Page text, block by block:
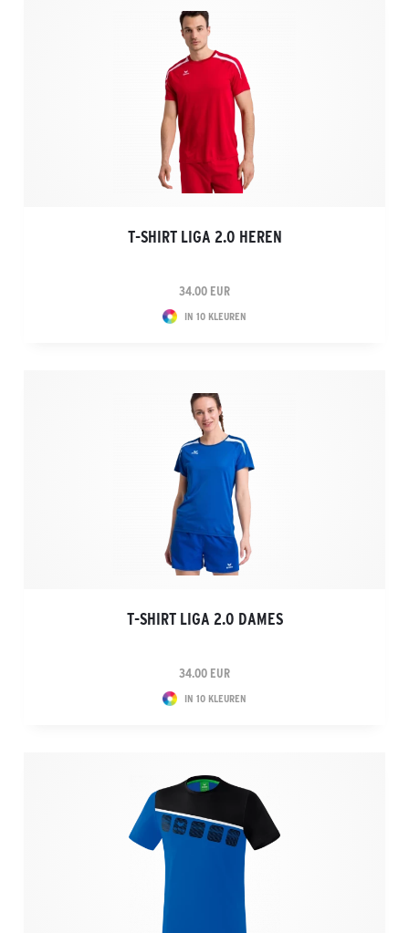
T-SHIRT LIGA 2.0 HEREN
34.00 EUR
IN 10 KLEUREN
T-SHIRT LIGA 2.0 DAMES
34.00 EUR
IN 10 KLEUREN